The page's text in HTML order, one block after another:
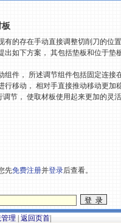
板
的存在手动直接调整切削刀的位
如下方案， 其包括垫板和位于垫
件， 所述调节组件包括固定连接
移动， 相对手直接推动移动更加
节， 使取材板使用起来更加的灵
先免费注册并登录后查看。
理 返回页首